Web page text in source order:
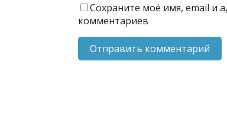
Сохраните моё имя, email и
комментариев